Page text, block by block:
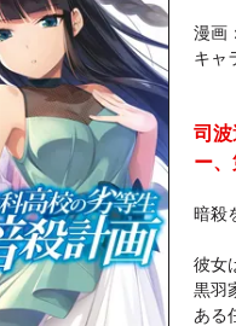
漫画：
キャ
司
ー、
暗殺
彼女
黒羽
ある